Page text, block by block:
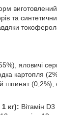
та
яловичі
картопля
шпинат
кг): Вітамін